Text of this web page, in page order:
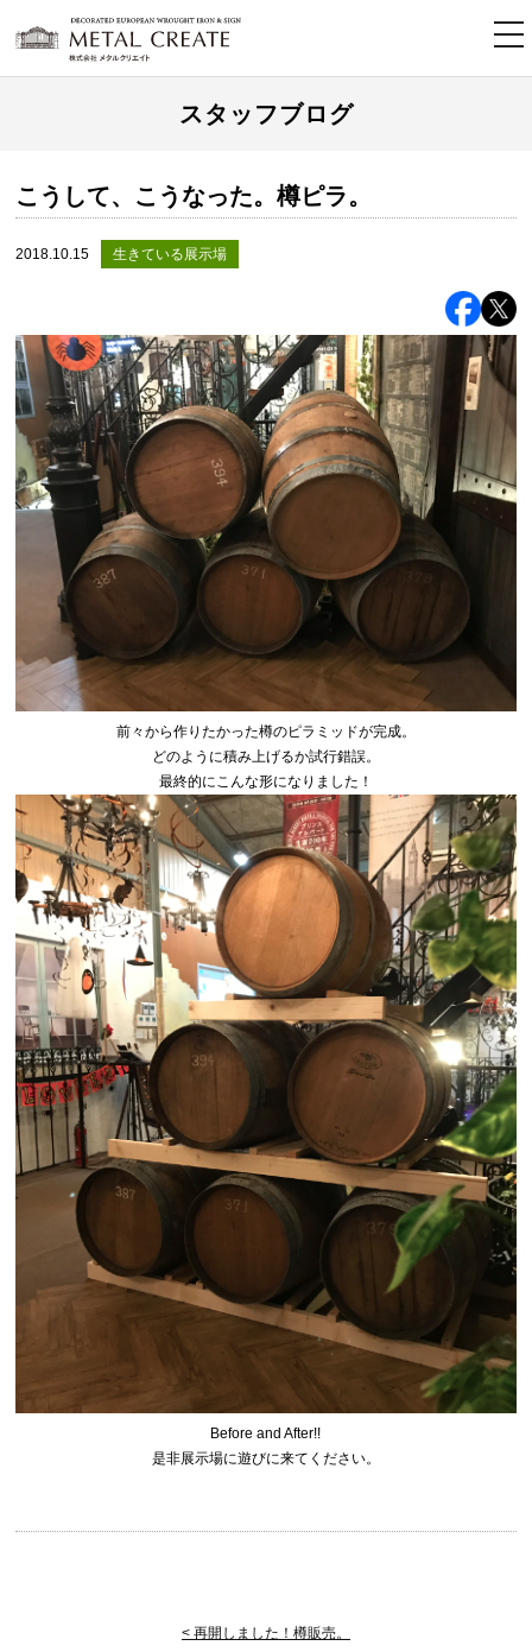
スタッフブログ
こうして、こうなった。樽ピラ。
2018.10.15 生きている展示場
前々から作りたかった樽のピラミッドが完成。
どのように積み上げるか試行錯誤。
最終的にこんな形になりました！
Before and After!!
是非展示場に遊びに来てください。
< 再開しました！樽販売。